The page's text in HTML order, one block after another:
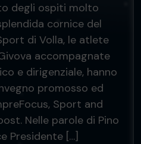
degli ospiti molto
cornice del
di Volla, le atlete
accompagnate
e dirigenziale, hanno
promosso ed
Sport and
Nelle parole di Pino
Presidente […]